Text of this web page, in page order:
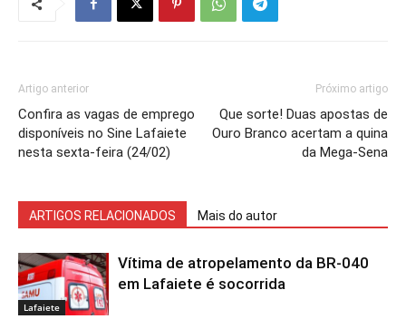
Artigo anterior
Confira as vagas de emprego
disponíveis no Sine Lafaiete
nesta sexta-feira (24/02)
Próximo artigo
Que sorte! Duas apostas de
Ouro Branco acertam a quina
da Mega-Sena
ARTIGOS RELACIONADOS Mais do autor
Lafaiete
Vítima de atropelamento da BR-040
em Lafaiete é socorrida